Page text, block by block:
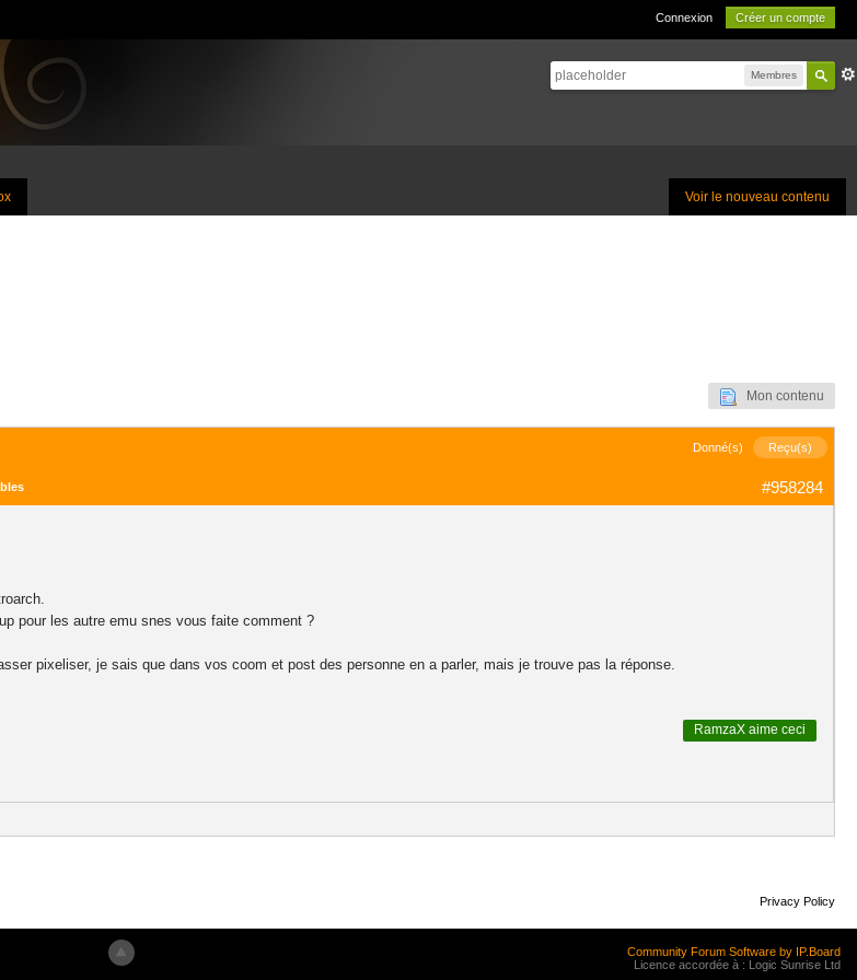
Connexion Créer un compte
Membres
Voir le nouveau contenu
Mon contenu
Donné(s) Reçu(s)
#958284
pour les autre emu snes vous faite comment ?
pixeliser, je sais que dans vos coom et post des personne en a parler, mais je trouve pas la réponse.
RamzaX aime ceci
Privacy Policy
Community Forum Software by IP.Board
Licence accordée à : Logic Sunrise Ltd